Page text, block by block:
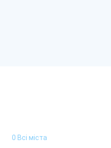
0 Всі міста